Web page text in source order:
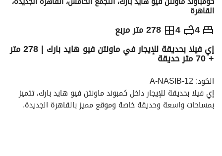
القاهرة
4
4 278 متر مربع ج.م 70,000شهرياً
الاماكن القريبة إي فيلا بحديقة للإيجار في ماونتن فيو هايد بارك | 278 متر
+ 70 متر حديقة
الكود: A-NASIB-12
بمساحات واسعة وحديقة خاصة وموقع مميز بالقاهرة الجديدة.